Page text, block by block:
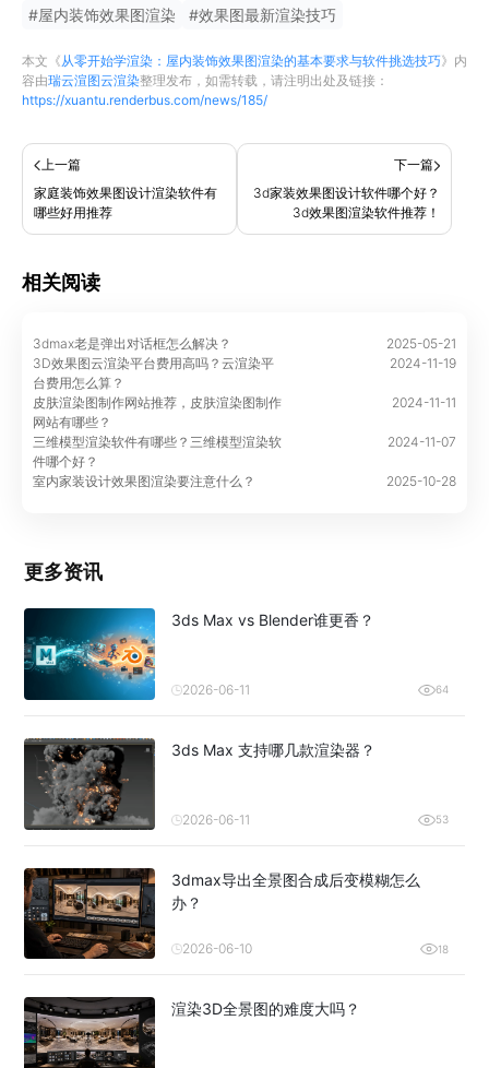
#屋内装饰效果图渲染 #效果图最新渲染技巧
本文《从零开始学渲染：屋内装饰效果图渲染的基本要求与软件挑选技巧》内
容由瑞云渲图云渲染整理发布，如需转载，请注明出处及链接：
https://xuantu.renderbus.com/news/185/
上一篇
家庭装饰效果图设计渲染软件有
哪些好用推荐
下一篇
3d家装效果图设计软件哪个好？
3d效果图渲染软件推荐！
相关阅读
3dmax老是弹出对话框怎么解决？
2025-05-21
3D效果图云渲染平台费用高吗？云渲染平
台费用怎么算？
2024-11-19
皮肤渲染图制作网站推荐，皮肤渲染图制作
网站有哪些？
2024-11-11
三维模型渲染软件有哪些？三维模型渲染软
件哪个好？
2024-11-07
室内家装设计效果图渲染要注意什么？ 2025-10-28
更多资讯
3ds Max vs Blender谁更香？
2026-06-11 64
3ds Max 支持哪几款渲染器？
2026-06-11 53
3dmax导出全景图合成后变模糊怎么
办？
2026-06-10 18
渲染3D全景图的难度大吗？